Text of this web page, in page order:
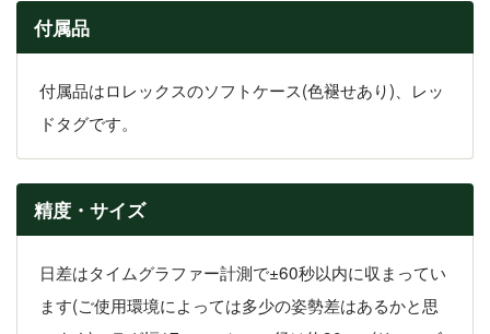
付属品
付属品はロレックスのソフトケース(色褪せあり)、レッ
ドタグです。
精度・サイズ
日差はタイムグラファー計測で±60秒以内に収まってい
ます(ご使用環境によっては多少の姿勢差はあるかと思